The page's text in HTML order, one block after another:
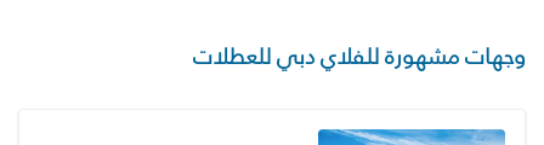
وجهات مشهورة للفلاي دبي للعطلات